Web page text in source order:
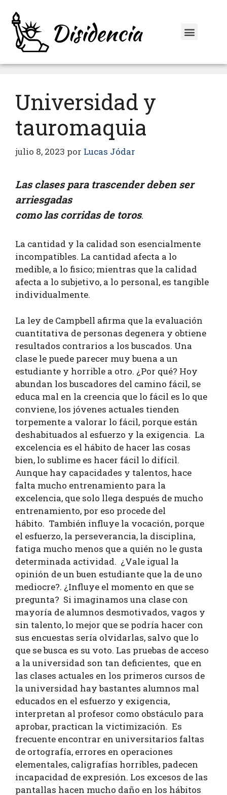
Universidad y
tauromaquia
julio 8, 2023 por Lucas Jódar
Las clases para trascender deben ser
arriesgadas
como las corridas de toros.
La cantidad y la calidad son esencialmente
incompatibles. La cantidad afecta a lo
medible, a lo fisico; mientras que la calidad
afecta a lo subjetivo, a lo personal, es tangible
individualmente.
La ley de Campbell afirma que la evaluación
cuantitativa de personas degenera y obtiene
resultados contrarios a los buscados. Una
clase le puede parecer muy buena a un
estudiante y horrible a otro. ¿Por qué? Hoy
abundan los buscadores del camino fácil, se
educa mal en la creencia que lo fácil es lo que
conviene, los jóvenes actuales tienden
torpemente a valorar lo fácil, porque están
deshabituados al esfuerzo y la exigencia. La
excelencia es el hábito de hacer las cosas
bien, lo sublime es hacer fácil lo difícil.
Aunque hay capacidades y talentos, hace
falta mucho entrenamiento para la
excelencia, que solo llega después de mucho
entrenamiento, por eso procede del
hábito. También influye la vocación, porque
el esfuerzo, la perseverancia, la disciplina,
fatiga mucho menos que a quién no le gusta
determinada actividad. ¿Vale igual la
opinión de un buen estudiante que la de uno
mediocre?. ¿Influye el momento en que se
pregunta? Si imaginamos una clase con
mayoría de alumnos desmotivados, vagos y
sin talento, lo mejor que se podría hacer con
sus encuestas sería olvidarlas, salvo que lo
que se busca es su voto. Las pruebas de acceso
a la universidad son tan deficientes, que en
las clases actuales en los primeros cursos de
la universidad hay bastantes alumnos mal
educados en el esfuerzo y exigencia,
interpretan al profesor como obstáculo para
aprobar, practican la victimización. Es
frecuente encontrar en universitarios faltas
de ortografía, errores en operaciones
elementales, caligrafías horribles, padecen
incapacidad de expresión. Los excesos de las
pantallas hacen mucho daño en los hábitos